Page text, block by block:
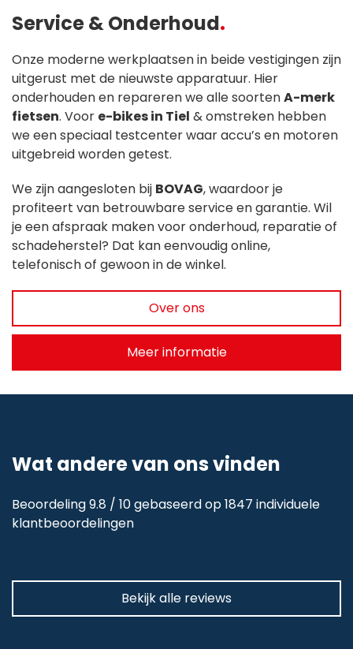
Service & Onderhoud
Onze moderne werkplaatsen in beide vestigingen zijn
uitgerust met de nieuwste apparatuur. Hier
onderhouden en repareren we alle soortenA-merk
fietsen. Voor e-bikes in Tiel & omstreken hebben
we een speciaal testcenter waar accu’s en motoren
uitgebreid worden getest.
We zijn aangesloten bij BOVAG, waardoor je
profiteert van betrouwbare service en garantie. Wil
je een afspraak maken voor onderhoud, reparatie of
schadeherstel? Dat kan eenvoudig online,
telefonisch of gewoon in de winkel.
Over ons
Meer informatie
Wat andere van ons vinden
Beoordeling 9.8 / 10 gebaseerd op 1847 individuele
klantbeoordelingen
Bekijk alle reviews